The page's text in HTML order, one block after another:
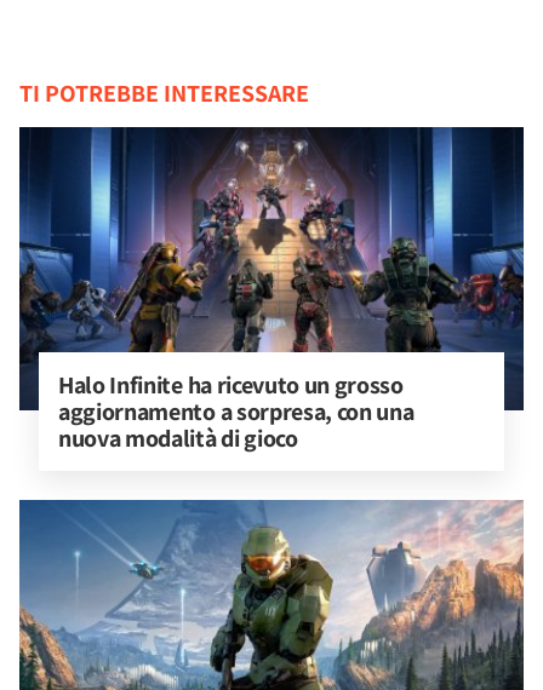
TI POTREBBE INTERESSARE
Halo Infinite ha ricevuto un grosso
aggiornamento a sorpresa, con una
nuova modalità di gioco